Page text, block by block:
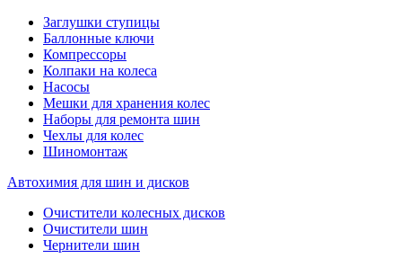
Заглушки ступицы
Баллонные ключи
Компрессоры
Колпаки на колеса
Насосы
Мешки для хранения колес
Наборы для ремонта шин
Чехлы для колес
Шиномонтаж
Автохимия для шин и дисков
Очистители колесных дисков
Очистители шин
Чернители шин